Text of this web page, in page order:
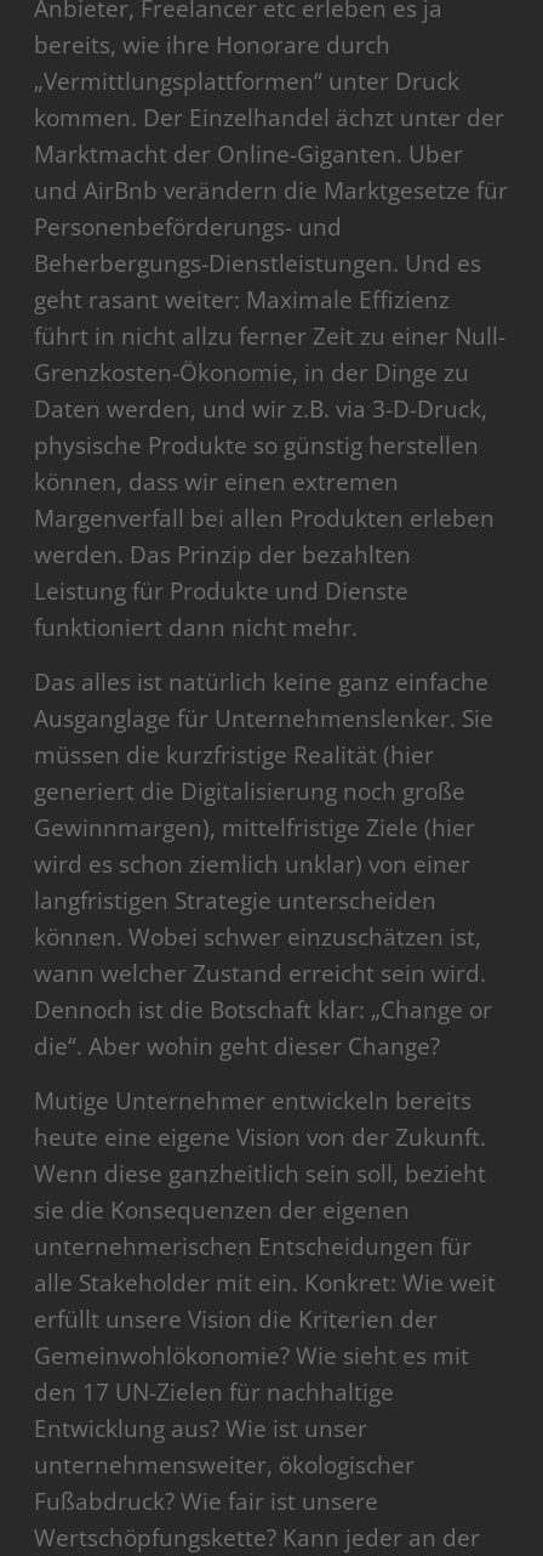
Anbieter, Freelancer etc erleben es ja
bereits, wie ihre Honorare durch
„Vermittlungsplattformen“ unter Druck
kommen. Der Einzelhandel ächzt unter der
Marktmacht der Online-Giganten. Uber
und AirBnb verändern die Marktgesetze für
Personenbeförderungs- und
Beherbergungs-Dienstleistungen. Und es
geht rasant weiter: Maximale Effizienz
führt in nicht allzu ferner Zeit zu einer Null-
Grenzkosten-Ökonomie, in der Dinge zu
Daten werden, und wir z.B. via 3-D-Druck,
physische Produkte so günstig herstellen
können, dass wir einen extremen
Margenverfall bei allen Produkten erleben
werden. Das Prinzip der bezahlten
Leistung für Produkte und Dienste
funktioniert dann nicht mehr.
Das alles ist natürlich keine ganz einfache
Ausganglage für Unternehmenslenker. Sie
müssen die kurzfristige Realität (hier
generiert die Digitalisierung noch große
Gewinnmargen), mittelfristige Ziele (hier
wird es schon ziemlich unklar) von einer
langfristigen Strategie unterscheiden
können. Wobei schwer einzuschätzen ist,
wann welcher Zustand erreicht sein wird.
Dennoch ist die Botschaft klar: „Change or
die“. Aber wohin geht dieser Change?
Mutige Unternehmer entwickeln bereits
heute eine eigene Vision von der Zukunft.
Wenn diese ganzheitlich sein soll, bezieht
sie die Konsequenzen der eigenen
unternehmerischen Entscheidungen für
alle Stakeholder mit ein. Konkret: Wie weit
erfüllt unsere Vision die Kriterien der
Gemeinwohlökonomie? Wie sieht es mit
den 17 UN-Zielen für nachhaltige
Entwicklung aus? Wie ist unser
unternehmensweiter, ökologischer
Fußabdruck? Wie fair ist unsere
Wertschöpfungskette? Kann jeder an der